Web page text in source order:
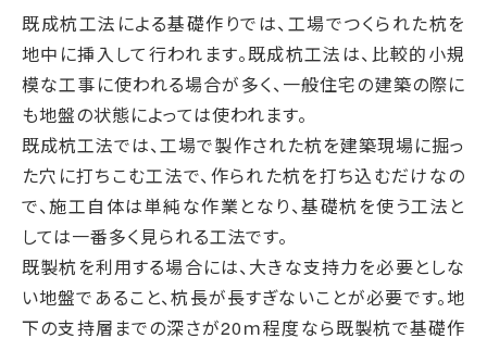
既成杭工法による基礎作りでは、工場でつくられた杭を
地中に挿入して行われます。既成杭工法は、比較的小規
模な工事に使われる場合が多く、一般住宅の建築の際に
も地盤の状態によっては使われます。
既成杭工法では、工場で製作された杭を建築現場に掘っ
た穴に打ちこむ工法で、作られた杭を打ち込むだけなの
で、施工自体は単純な作業となり、基礎杭を使う工法と
しては一番多く見られる工法です。
既製杭を利用する場合には、大きな支持力を必要としな
い地盤であること、杭長が長すぎないことが必要です。地
下の支持層までの深さが20ｍ程度なら既製杭で基礎作